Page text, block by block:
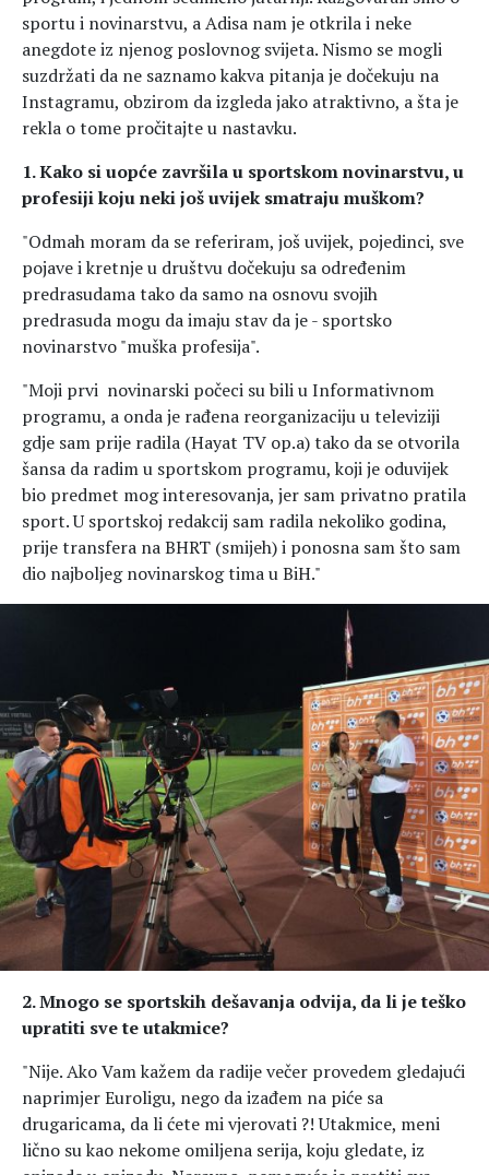
sportu i novinarstvu, a Adisa nam je otkrila i neke
anegdote iz njenog poslovnog svijeta. Nismo se mogli
suzdržati da ne saznamo kakva pitanja je dočekuju na
Instagramu, obzirom da izgleda jako atraktivno, a šta je
rekla o tome pročitajte u nastavku.
1. Kako si uopće završila u sportskom novinarstvu, u
profesiji koju neki još uvijek smatraju muškom?
"Odmah moram da se referiram, još uvijek, pojedinci, sve
pojave i kretnje u društvu dočekuju sa određenim
predrasudama tako da samo na osnovu svojih
predrasuda mogu da imaju stav da je - sportsko
novinarstvo "muška profesija".
"Moji prvi novinarski počeci su bili u Informativnom
programu, a onda je rađena reorganizaciju u televiziji
gdje sam prije radila (Hayat TV op.a) tako da se otvorila
šansa da radim u sportskom programu, koji je oduvijek
bio predmet mog interesovanja, jer sam privatno pratila
sport. U sportskoj redakcij sam radila nekoliko godina,
prije transfera na BHRT (smijeh) i ponosna sam što sam
dio najboljeg novinarskog tima u BiH."
2. Mnogo se sportskih dešavanja odvija, da li je teško
upratiti sve te utakmice?
"Nije. Ako Vam kažem da radije večer provedem gledajući
naprimjer Euroligu, nego da izađem na piće sa
drugaricama, da li ćete mi vjerovati ?! Utakmice, meni
lično su kao nekome omiljena serija, koju gledate, iz